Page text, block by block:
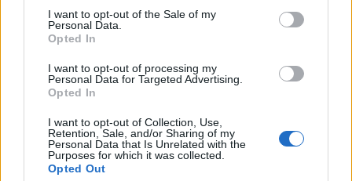
services and may gather and store information including but
not limited to your visit or usage behaviour. You may click to
grant or deny consent to Google and its third-party tags to
consent section.
I want to opt-out of the Sale of my
Personal Data.
Opted In
I want to opt-out of processing my
Personal Data for Targeted Advertising.
Opted In
I want to opt-out of Collection, Use,
Retention, Sale, and/or Sharing of my
Personal Data that Is Unrelated with the
Purposes for which it was collected.
Opted Out